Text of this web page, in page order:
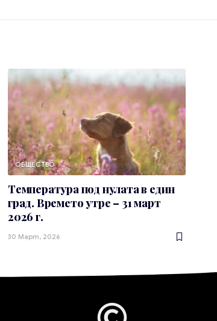
ОБЩЕСТВО
Температура под нулата в един
град. Времето утре – 31 март
2026 г.
30 Март, 2026